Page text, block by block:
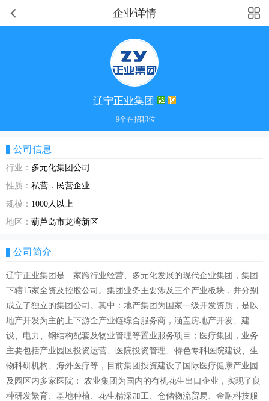
企业详情
辽宁正业集团
9个在招职位
公司信息
行业： 多元化集团公司
性质： 私营．民营企业
规模： 1000人以上
地区： 葫芦岛市龙湾新区
公司简介
辽宁正业集团是—家跨行业经营、多元化发展的现代企业集团，集团
下辖15家全资及控股公司。集团业务主要涉及三个产业板块，并分别
成立了独立的集团公司。其中：地产集团为国家一级开发资质，是以
地产开发为主的上下游全产业链综合服务商，涵盖房地产开发、建
设、电力、钢结构配套及物业管理等置业服务项目；医疗集团，业务
主要包括产业园区投资运营、医院投资管理、特色专科医院建设、生
物科研机构、海外医疗等，目前集团投资建设了国际医疗健康产业园
及园区内多家医院； 农业集团为国内的有机花生出口企业，实现了良
种研发繁育、基地种植、花生精深加工、仓储物流贸易、金融科技服